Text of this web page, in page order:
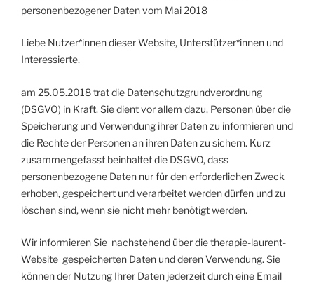
personenbezogener Daten vom Mai 2018
Liebe Nutzer*innen dieser Website, Unterstützer*innen und
Interessierte,
am 25.05.2018 trat die Datenschutzgrundverordnung
(DSGVO) in Kraft. Sie dient vor allem dazu, Personen über die
Speicherung und Verwendung ihrer Daten zu informieren und
die Rechte der Personen an ihren Daten zu sichern. Kurz
zusammengefasst beinhaltet die DSGVO, dass
personenbezogene Daten nur für den erforderlichen Zweck
erhoben, gespeichert und verarbeitet werden dürfen und zu
löschen sind, wenn sie nicht mehr benötigt werden.
Wir informieren Sie nachstehend über die therapie-laurent-
Website gespeicherten Daten und deren Verwendung. Sie
können der Nutzung Ihrer Daten jederzeit durch eine Email